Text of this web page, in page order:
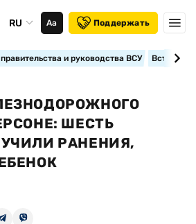
RU Аа Поддержать
и руководства ВСУ
ШЕСТЬ
РАНЕНИЯ,